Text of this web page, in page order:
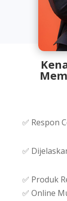
✅ Respon
✅
✅ Produk
✅ Online